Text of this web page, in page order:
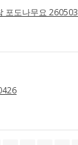
포도나무요 260503